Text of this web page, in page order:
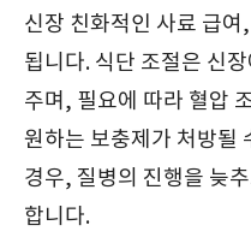
신장 친화적인 사료 급
됩니다. 식단 조절은 신
주며, 필요에 따라 혈압
원하는 보충제가 처방될
경우, 질병의 진행을 늦
합니다.